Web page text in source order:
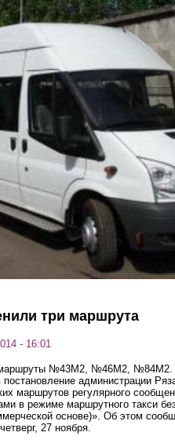
три маршрута
- 16:01
маршруты №43М2, №46М2, №84М2.
постановление администрации
маршрутов регулярного
в режиме маршрутного такси
основе)». Об этом
27 ноября.